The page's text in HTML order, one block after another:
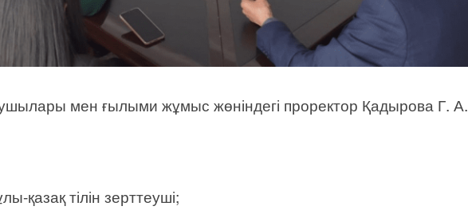
мен ғылыми жұмыс жөніндегі проректор Қадырова Г. А.
қазақ тілін зерттеуші;